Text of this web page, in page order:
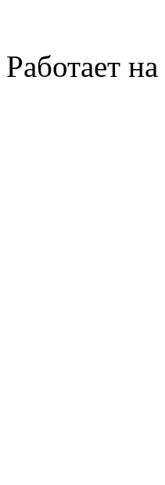
Работает на